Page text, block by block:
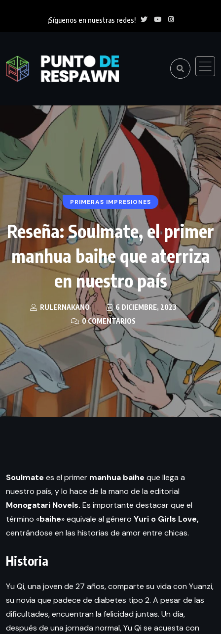
¡Síguenos en nuestras redes!
PRIMERAS IMPRESIONES
Reseña: Soulmate, el primer
manhua baihe que aterriza
en nuestro país
RULERNAKANO
6 DICIEMBRE, 2023
0 COMENTARIOS
Soulmate es el primer manhua baihe que llega a
nuestro país, y lo hace de la mano de la editorial
Monogatari Novels. Es importante destacar que el
término «baihe» equivale al género Yuri o Girls Love,
centrándose en las historias de amor entre chicas.
Historia
Yu Qi, una joven de 27 años, comparte su vida con Yuanzi,
su novia que padece de diabetes tipo 2. A pesar de las
dificultades, encuentran la felicidad juntas. Un día,
después de una jornada normal, Yu Qi se acuesta con